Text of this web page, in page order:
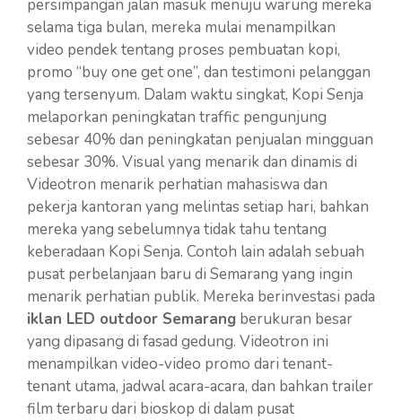
persimpangan jalan masuk menuju warung mereka
selama tiga bulan, mereka mulai menampilkan
video pendek tentang proses pembuatan kopi,
promo “buy one get one”, dan testimoni pelanggan
yang tersenyum. Dalam waktu singkat, Kopi Senja
melaporkan peningkatan traffic pengunjung
sebesar 40% dan peningkatan penjualan mingguan
sebesar 30%. Visual yang menarik dan dinamis di
Videotron menarik perhatian mahasiswa dan
pekerja kantoran yang melintas setiap hari, bahkan
mereka yang sebelumnya tidak tahu tentang
keberadaan Kopi Senja. Contoh lain adalah sebuah
pusat perbelanjaan baru di Semarang yang ingin
menarik perhatian publik. Mereka berinvestasi pada
iklan LED outdoor Semarang berukuran besar
yang dipasang di fasad gedung. Videotron ini
menampilkan video-video promo dari tenant-
tenant utama, jadwal acara-acara, dan bahkan trailer
film terbaru dari bioskop di dalam pusat